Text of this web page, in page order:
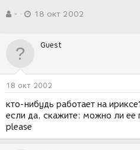
в
р
м
-
а
д
н
и
18 окт 2002
Guest
18 окт 2002
кто-нибудь работает на
если да, скажите: можно ли ее
please